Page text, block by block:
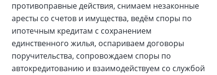
противоправные действия, снимаем незаконные
аресты со счетов и имущества, ведём споры по
ипотечным кредитам с сохранением
единственного жилья, оспариваем договоры
поручительства, сопровождаем споры по
автокредитованию и взаимодействуем со службой